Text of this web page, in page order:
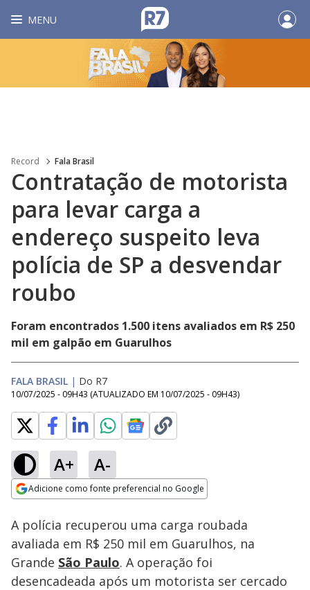
MENU
Record Fala Brasil
Contratação de motorista
para levar carga a
endereço suspeito leva
polícia de SP a desvendar
roubo
Foram encontrados 1.500 itens avaliados em R$ 250
mil em galpão em Guarulhos
FALA BRASIL | Do R7
10/07/2025 - 09H43 (ATUALIZADO EM 10/07/2025 - 09H43)
A+ A-
Adicione como fonte preferencial no Google
Ativar
77.39%
A polícia recuperou uma carga roubada
avaliada em R$ 250 mil em Guarulhos, na
Grande São Paulo. A operação foi
desencadeada após um motorista ser cercado